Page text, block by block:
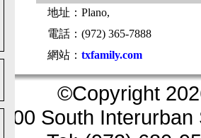
地址：Plano,
電話：(972) 365-7888
網站： txfamily.com
©Copyright
200 South